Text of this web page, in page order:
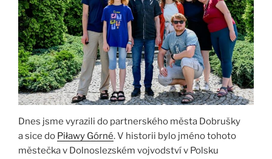
Dnes jsme vyrazili do partnerského města Dobrušky
a sice do Piławy Górné. V historii bylo jméno tohoto
městečka v Dolnoslezském vojvodství v Polsku